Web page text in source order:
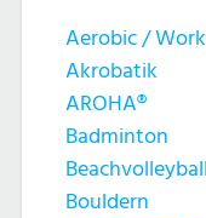
Aerobic /
Akrobatik
AROHA®
Badminton
Beachvolleyball
Bouldern